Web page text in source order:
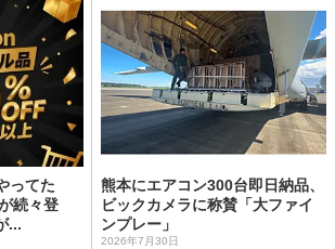
ってた
続々登
...
熊本にエアコン300台即日納品、
ビックカメラに称賛「大ファイ
ンプレー」
2026年7月30日